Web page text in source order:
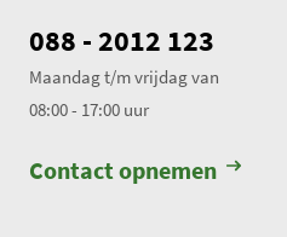
088 - 2012 123
Maandag t/m vrijdag van
08:00 - 17:00 uur
Contact opnemen